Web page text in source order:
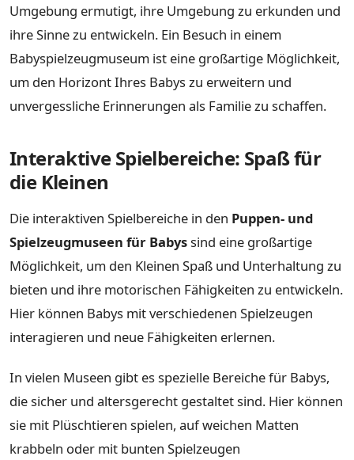
Umgebung ermutigt, ihre Umgebung zu erkunden und
ihre Sinne zu entwickeln. Ein Besuch in einem
Babyspielzeugmuseum ist eine großartige Möglichkeit,
um den Horizont Ihres Babys zu erweitern und
unvergessliche Erinnerungen als Familie zu schaffen.
Interaktive Spielbereiche: Spaß für
die Kleinen
Die interaktiven Spielbereiche in den Puppen- und
Spielzeugmuseen für Babyssind eine großartige
Möglichkeit, um den Kleinen Spaß und Unterhaltung zu
bieten und ihre motorischen Fähigkeiten zu entwickeln.
Hier können Babys mit verschiedenen Spielzeugen
interagieren und neue Fähigkeiten erlernen.
In vielen Museen gibt es spezielle Bereiche für Babys,
die sicher und altersgerecht gestaltet sind. Hier können
sie mit Plüschtieren spielen, auf weichen Matten
krabbeln oder mit bunten Spielzeugen